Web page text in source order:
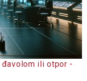
đavolom ili otpor -